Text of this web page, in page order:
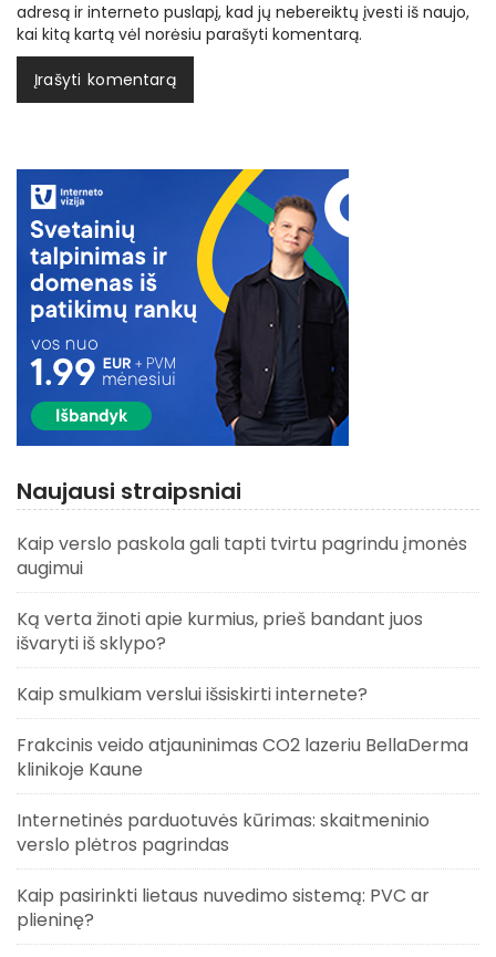
adresą ir interneto puslapį, kad jų nebereiktų įvesti iš naujo,
kai kitą kartą vėl norėsiu parašyti komentarą.
Naujausi straipsniai
Kaip verslo paskola gali tapti tvirtu pagrindu įmonės
augimui
Ką verta žinoti apie kurmius, prieš bandant juos
išvaryti iš sklypo?
Kaip smulkiam verslui išsiskirti internete?
Frakcinis veido atjauninimas CO2 lazeriu BellaDerma
klinikoje Kaune
Internetinės parduotuvės kūrimas: skaitmeninio
verslo plėtros pagrindas
Kaip pasirinkti lietaus nuvedimo sistemą: PVC ar
plieninę?